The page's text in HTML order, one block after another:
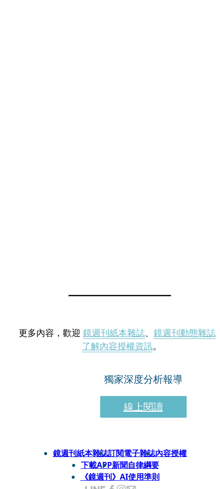
更多內容，歡迎 鏡週刊紙本雜誌、 鏡週刊動態雜誌
了解內容授權資訊。
獨家深度分析報導
線上閱讀
鏡週刊紙本雜誌訂閱電子雜誌內容授權
下載APP新聞自律綱要
《鏡週刊》AI使用準則